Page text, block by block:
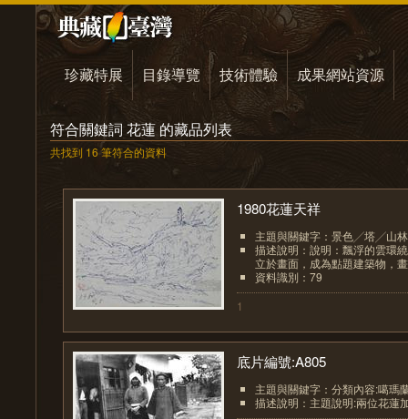
珍藏特展 目錄導覽 技術體驗 成果網站資源
符合關鍵詞 花蓮 的藏品列表
共找到 16 筆符合的資料
1980花蓮天祥
主題與關鍵字：景色╱塔╱山林
描述說明：說明：飄浮的雲環
立於畫面，成為點題建築物，
資料識別：79
1
底片編號:A805
主題與關鍵字：分類內容:噶瑪
描述說明：主題說明:兩位花蓮